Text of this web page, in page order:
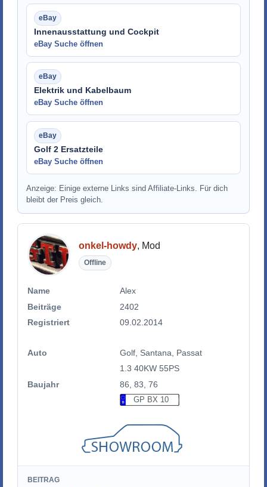
Innenausstattung und Cockpit
eBay Suche öffnen
Elektrik und Kabelbaum
eBay Suche öffnen
Golf 2 Ersatzteile
eBay Suche öffnen
Anzeige: Einige externe Links sind Affiliate-Links. Für dich
bleibt der Preis gleich.
onkel-howdy, Mod
Offline
Name
Alex
Beiträge
2402
Registriert
09.02.2014
Auto
Golf, Santana, Passat
1.3 40KW 55PS
Baujahr
86, 83, 76
GP BX 10
BEITRAG